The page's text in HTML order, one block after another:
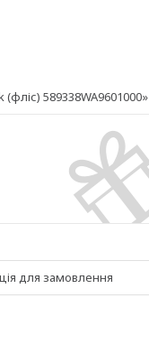
589338WA9601000»
для замовлення